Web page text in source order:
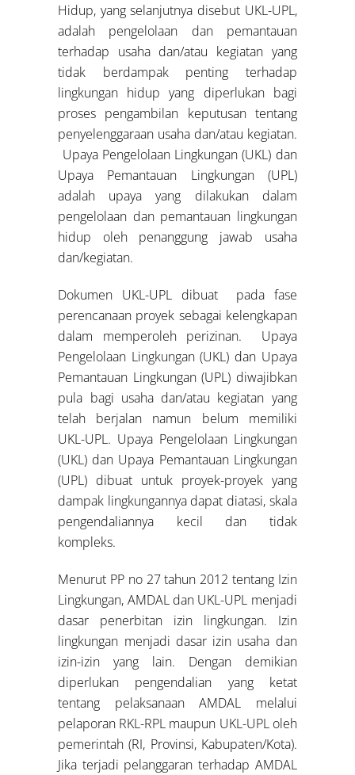
Hidup, yang selanjutnya disebut UKL-UPL,
adalah pengelolaan dan pemantauan
terhadap usaha dan/atau kegiatan yang
tidak berdampak penting terhadap
lingkungan hidup yang diperlukan bagi
proses pengambilan keputusan tentang
penyelenggaraan usaha dan/atau kegiatan.
Upaya Pengelolaan Lingkungan (UKL) dan
Upaya Pemantauan Lingkungan (UPL)
adalah upaya yang dilakukan dalam
pengelolaan dan pemantauan lingkungan
hidup oleh penanggung jawab usaha
dan/kegiatan.
Dokumen UKL-UPL dibuat pada fase
perencanaan proyek sebagai kelengkapan
dalam memperoleh perizinan. Upaya
Pengelolaan Lingkungan (UKL) dan Upaya
Pemantauan Lingkungan (UPL) diwajibkan
pula bagi usaha dan/atau kegiatan yang
telah berjalan namun belum memiliki
UKL-UPL. Upaya Pengelolaan Lingkungan
(UKL) dan Upaya Pemantauan Lingkungan
(UPL) dibuat untuk proyek-proyek yang
dampak lingkungannya dapat diatasi, skala
pengendaliannya kecil dan tidak
kompleks.
Menurut PP no 27 tahun 2012 tentang Izin
Lingkungan, AMDAL dan UKL-UPL menjadi
dasar penerbitan izin lingkungan. Izin
lingkungan menjadi dasar izin usaha dan
izin-izin yang lain. Dengan demikian
diperlukan pengendalian yang ketat
tentang pelaksanaan AMDAL melalui
pelaporan RKL-RPL maupun UKL-UPL oleh
pemerintah (RI, Provinsi, Kabupaten/Kota).
Jika terjadi pelanggaran terhadap AMDAL